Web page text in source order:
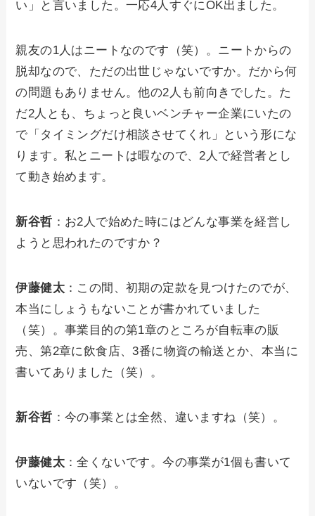
い」と言いました。一応4人すぐにOK出ました。
親友の1人はニートなのです（笑）。ニートからの
脱却なので、ただの出世じゃないですか。だから何
の問題もありません。他の2人も前向きでした。た
だ2人とも、ちょっと良いベンチャー企業にいたの
で「タイミングだけ相談させてくれ」という形にな
ります。私とニートは暇なので、2人で経営者とし
て動き始めます。
新谷哲 ：お2人で始めた時にはどんな事業を経営し
ようと思われたのですか？
伊藤健太 ：この間、初期の定款を見つけたのでが、
本当にしょうもないことが書かれていました
（笑）。事業目的の第1章のところが自転車の販
売、第2章に飲食店、3番に物資の輸送とか、本当に
書いてありました（笑）。
新谷哲 ：今の事業とは全然、違いますね（笑）。
伊藤健太 ：全くないです。今の事業が1個も書いて
いないです（笑）。